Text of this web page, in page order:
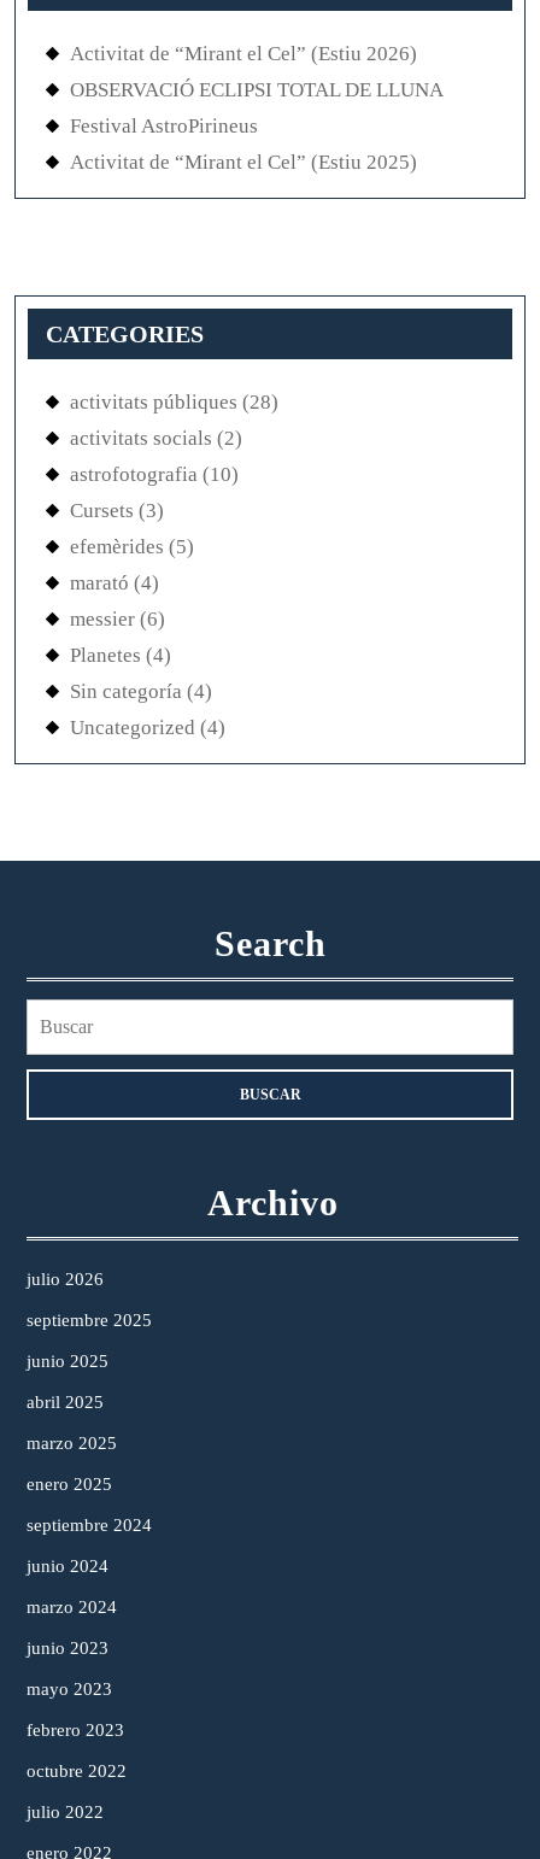
Activitat de “Mirant el Cel” (Estiu 2026)
OBSERVACIÓ ECLIPSI TOTAL DE LLUNA
Festival AstroPirineus
Activitat de “Mirant el Cel” (Estiu 2025)
CATEGORIES
activitats públiques (28)
activitats socials (2)
astrofotografia (10)
Cursets (3)
efemèrides (5)
marató (4)
messier (6)
Planetes (4)
Sin categoría (4)
Uncategorized (4)
Search
Archivo
julio 2026
septiembre 2025
junio 2025
abril 2025
marzo 2025
enero 2025
septiembre 2024
junio 2024
marzo 2024
junio 2023
mayo 2023
febrero 2023
octubre 2022
julio 2022
enero 2022